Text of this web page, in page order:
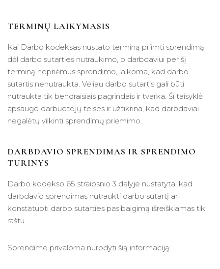
TERMINŲ LAIKYMASIS
Kai Darbo kodeksas nustato terminą priimti sprendimą
dėl darbo sutarties nutraukimo, o darbdaviui per šį
terminą nepriėmus sprendimo, laikoma, kad darbo
sutartis nenutraukta. Vėliau darbo sutartis gali būti
nutraukta tik bendraisiais pagrindais ir tvarka. Ši taisyklė
apsaugo darbuotojų teises ir užtikrina, kad darbdaviai
negalėtų vilkinti sprendimų priėmimo.
DARBDAVIO SPRENDIMAS IR SPRENDIMO
TURINYS
Darbo kodekso 65 straipsnio 3 dalyje nustatyta, kad
darbdavio sprendimas nutraukti darbo sutartį ar
konstatuoti darbo sutarties pasibaigimą išreiškiamas tik
raštu.
Sprendime privaloma nurodyti šią informaciją: